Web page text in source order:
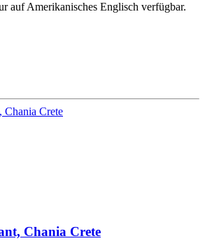
auf Amerikanisches Englisch verfügbar.
Chania Crete